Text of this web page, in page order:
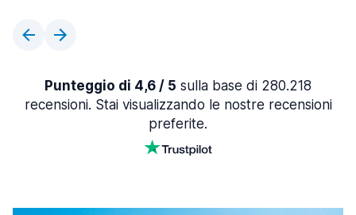
Punteggio di 4,6 / 5 sulla base di 280.218
recensioni. Stai visualizzando le nostre recensioni
preferite.